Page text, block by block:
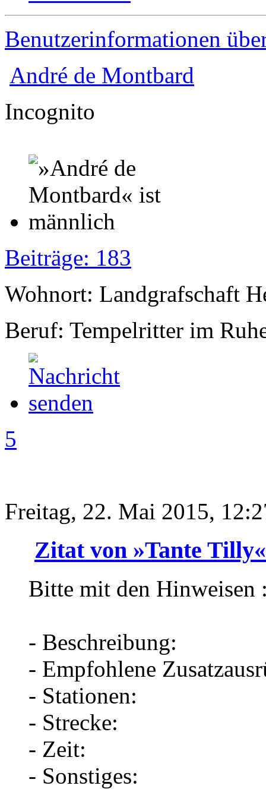
Benutzerinformationen
André de Montbard
Incognito
Beiträge: 183
Wohnort: Landgrafschaft
Beruf: Tempelritter im
5
Freitag, 22. Mai 2015,
Zitat von »Tante Tilly«
Bitte mit den Hinweisen
- Beschreibung:
- Empfohlene
- Stationen:
- Strecke:
- Zeit:
- Sonstiges: